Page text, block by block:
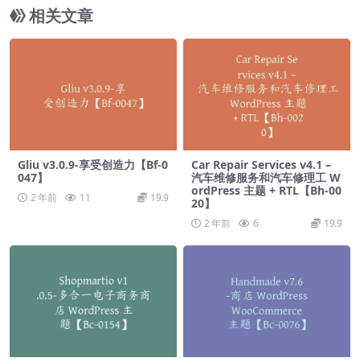
相关文章
Gliu v3.0.9-享受创造力【Bf-0
047】
2 年前 11 19.9
Car Repair Services v4.1 –
汽车维修服务和汽车修理工 W
ordPress 主题 + RTL【Bh-00
20】
2 年前 6 19.9